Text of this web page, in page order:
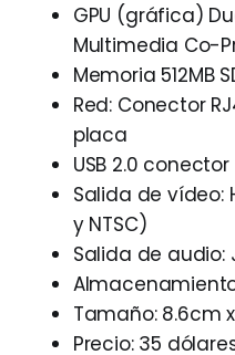
GPU (gráfica)
Multimedia Co-
Memoria 512MB
Red: Conector
placa
USB 2.0
Salida de vídeo:
y NTSC)
Salida de audio:
Tamaño: 8.6cm
Precio: 35